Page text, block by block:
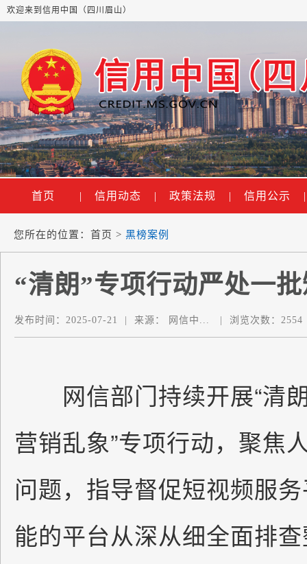
欢迎来到信用中国（四川眉山）
首页 | 信用动态 | 政策法规 | 信用公示 |
您所在的位置： 首页 > 黑榜案例
“清朗”专项行动严处一
发布时间： 2025-07-21 来源： 网信中... 浏览次数： 2554
网信部门持续开展“清朗
营销乱象”专项行动，聚焦
问题，指导督促短视频服
能的平台从深从细全面排